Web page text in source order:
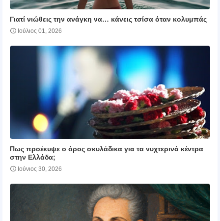
Γιατί νιώθεις την ανάγκη να… κάνεις τσίσα όταν κολυμπάς
Ιούλιος 01, 2026
Πως προέκυψε ο όρος σκυλάδικα για τα νυχτερινά κέντρα
στην Ελλάδα;
Ιούνιος 30, 2026